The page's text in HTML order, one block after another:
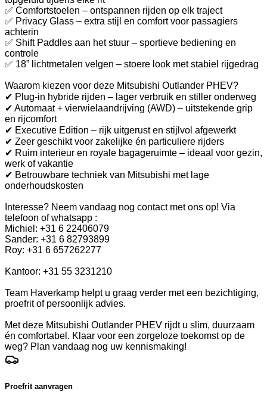
✅ Comfortstoelen – ontspannen rijden op elk traject
✅ Privacy Glass – extra stijl en comfort voor passagiers
achterin
✅ Shift Paddles aan het stuur – sportieve bediening en
controle
✅ 18” lichtmetalen velgen – stoere look met stabiel rijgedrag
Waarom kiezen voor deze Mitsubishi Outlander PHEV?
✔ Plug-in hybride rijden – lager verbruik en stiller onderweg
✔ Automaat + vierwielaandrijving (AWD) – uitstekende grip
en rijcomfort
✔ Executive Edition – rijk uitgerust en stijlvol afgewerkt
✔ Zeer geschikt voor zakelijke én particuliere rijders
✔ Ruim interieur en royale bagageruimte – ideaal voor gezin,
werk of vakantie
✔ Betrouwbare techniek van Mitsubishi met lage
onderhoudskosten
Interesse? Neem vandaag nog contact met ons op! Via
telefoon of whatsapp :
Michiel: +31 6 22406079
Sander: +31 6 82793899
Roy: +31 6 657262277
Kantoor: +31 55 3231210
Team Haverkamp helpt u graag verder met een bezichtiging,
proefrit of persoonlijk advies.
Met deze Mitsubishi Outlander PHEV rijdt u slim, duurzaam
én comfortabel. Klaar voor een zorgeloze toekomst op de
weg? Plan vandaag nog uw kennismaking!
Proefrit aanvragen